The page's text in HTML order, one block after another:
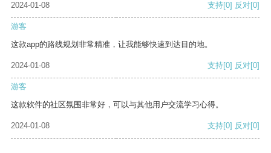
2024-01-08 支持[0] 反对[0]
游客
这款app的路线规划非常精准，让我能够快速到达目的地。
2024-01-08 支持[0] 反对[0]
游客
这款软件的社区氛围非常好，可以与其他用户交流学习心得。
2024-01-08 支持[0] 反对[0]